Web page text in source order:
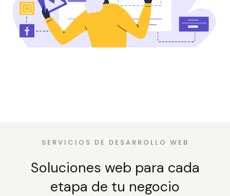
SERVICIOS DE DESARROLLO WEB
Soluciones web para cada
etapa de tu negocio